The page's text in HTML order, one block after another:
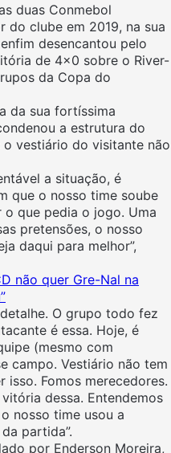
duas Conmebol
do clube em 2019, na sua
desencantou pelo
de 4×0 sobre o River-
da Copa do
da sua fortíssima
a estrutura do
vestiário do visitante não
a situação, é
que o nosso time soube
o que pedia o jogo. Uma
pretensões, o nosso
daqui para melhor”,
não quer Gre-Nal na
O grupo todo fez
é essa. Hoje, é
(mesmo com
campo. Vestiário não tem
isso. Fomos merecedores.
dessa. Entendemos
nosso time usou a
partida”.
por Enderson Moreira,